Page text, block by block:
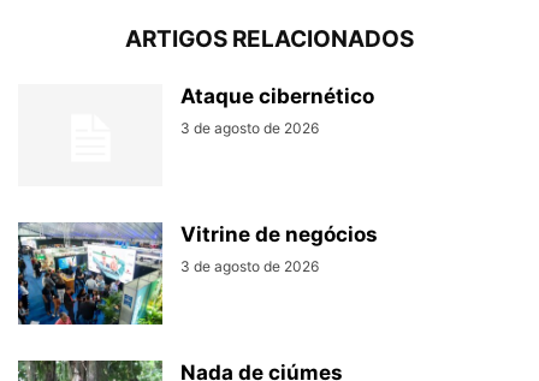
ARTIGOS RELACIONADOS
Ataque cibernético
3 de agosto de 2026
Vitrine de negócios
3 de agosto de 2026
Nada de ciúmes